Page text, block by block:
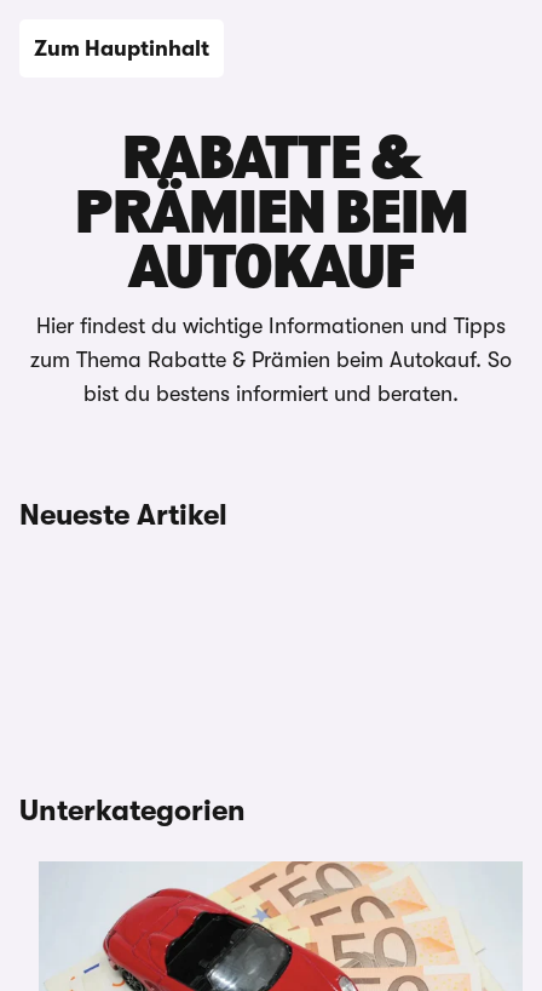
Zum Hauptinhalt
RABATTE &
PRÄMIEN BEIM
AUTOKAUF
Hier findest du wichtige Informationen und Tipps
zum Thema Rabatte & Prämien beim Autokauf. So
bist du bestens informiert und beraten.
Neueste Artikel
Unterkategorien